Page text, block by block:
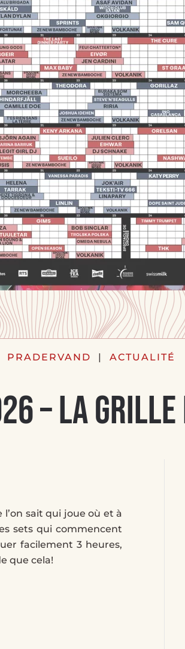
PRADERVAND | ACTUALITÉ
– La
sait qui joue où et à
sets qui commencent
facilement 3 heures,
que cela!